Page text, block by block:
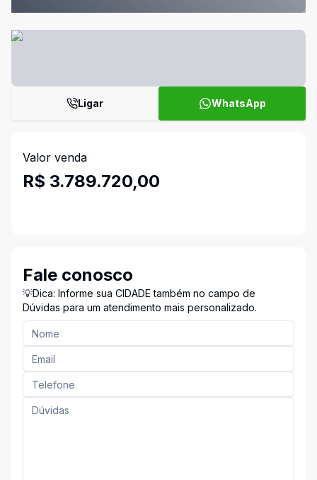
Ligar WhatsApp
Valor venda
R$ 3.789.720,00
Fale conosco
💡Dica: Informe sua CIDADE também no campo de
Dúvidas para um atendimento mais personalizado.